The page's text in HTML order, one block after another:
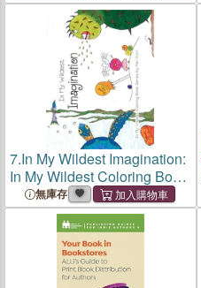
7.In My Wildest Imagination:
In My Wildest Coloring Book
Series - Expanded
Distribution
無庫存